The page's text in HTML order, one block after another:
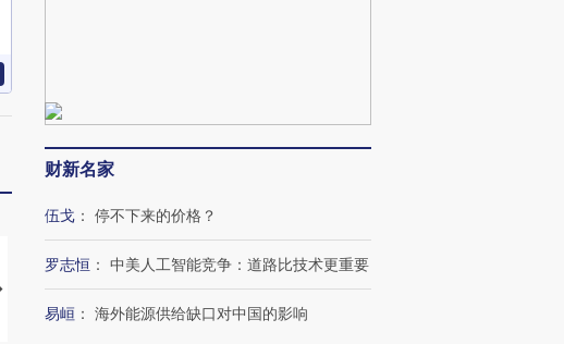
马航飞行员跨国走私7万
粒摇头丸 尿检体内含3种
视线｜被称为“蟑螂”的印
度Z世代 用街头抗争将教
视线｜“入侵”还是“人道危
财新名家
伍戈 ： 停不下来的价格？
罗志恒 ： 中美人工智能竞争：道路比技术更重要
易峘 ： 海外能源供给缺口对中国的影响